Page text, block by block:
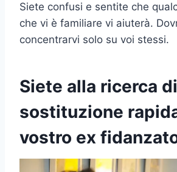
Siete confusi e sentite che
che vi è familiare vi aiuterà.
concentrarvi solo su voi stessi.
Siete alla ricerca
sostituzione
vostro ex